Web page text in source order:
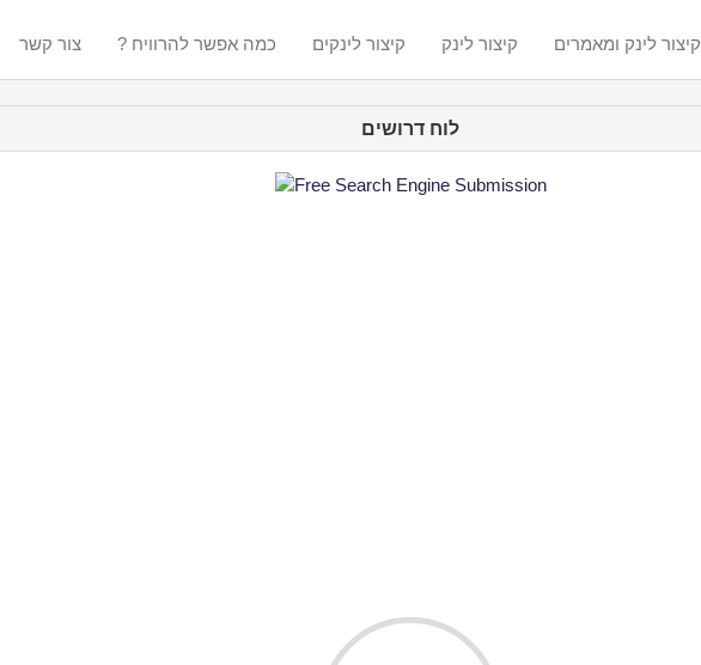
צור קשר ? כמה אפשר להרוויח קיצור לינקים קיצור לינק קיצור לינק ומאמרים
לוח דרושים